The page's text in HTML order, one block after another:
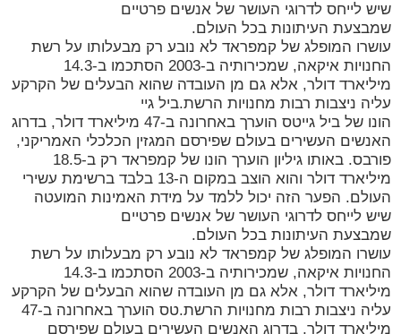
שיש לייחס לדרוגי העושר של אנשים פרטיים
שמבצעת העיתונות בכל העולם.
עושרו המופלג של קמפראד לא נובע רק מבעלותו על רשת
החנויות איקאה, שמכירותיה ב-2003 הסתכמו ב-14.3
מיליארד דולר, אלא גם מן העובדה שהוא הבעלים של הקרקע
עליה ניצבות רבות מחנויות הרשת.ביל גיי
הונו של ביל גייטס הוערך באחרונה ב-47 מיליארד דולר, בדרוג
האנשים העשירים בעולם שפירסם המגזין הכלכלי האמריקני,
פורבס. באותו גיליון הוערך הונו של קמפראד רק ב-18.5
מיליארד דולר והוא הוצב במקום ה-13 בלבד ברשימת עשירי
העולם. הפער הזה יכול ללמד על מידת האמינות המועטה
שיש לייחס לדרוגי העושר של אנשים פרטיים
שמבצעת העיתונות בכל העולם.
עושרו המופלג של קמפראד לא נובע רק מבעלותו על רשת
החנויות איקאה, שמכירותיה ב-2003 הסתכמו ב-14.3
מיליארד דולר, אלא גם מן העובדה שהוא הבעלים של הקרקע
עליה ניצבות רבות מחנויות הרשת.טס הוערך באחרונה ב-47
מיליארד דולר, בדרוג האנשים העשירים בעולם שפירסם